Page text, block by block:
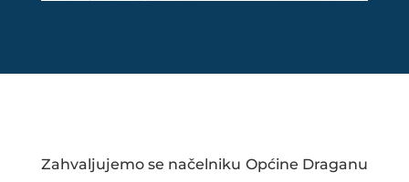
Zahvaljujemo se načelniku Općine Draganu